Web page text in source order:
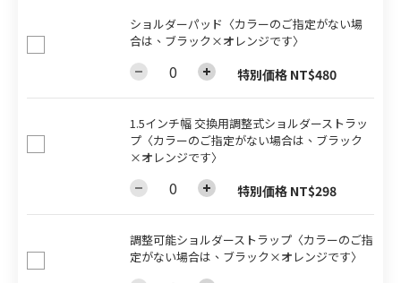
ショルダーパッド〈カラーのご指定がない場
合は、ブラック×オレンジです〉
特別価格 NT$480
1.5インチ幅 交換用調整式ショルダーストラッ
プ〈カラーのご指定がない場合は、ブラック
×オレンジです〉
特別価格 NT$298
調整可能ショルダーストラップ〈カラーのご指
定がない場合は、ブラック×オレンジです〉